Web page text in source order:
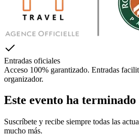
Entradas oficiales
Acceso 100% garantizado. Entradas
organizador.
Este evento ha terminado
Suscríbete y recibe siempre todas las
mucho más.